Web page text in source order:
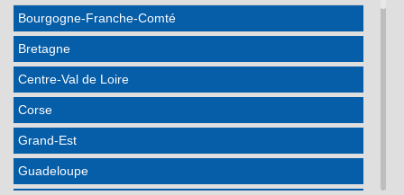
Bourgogne-Franche-Comté
Bretagne
Centre-Val de Loire
Corse
Grand-Est
Guadeloupe